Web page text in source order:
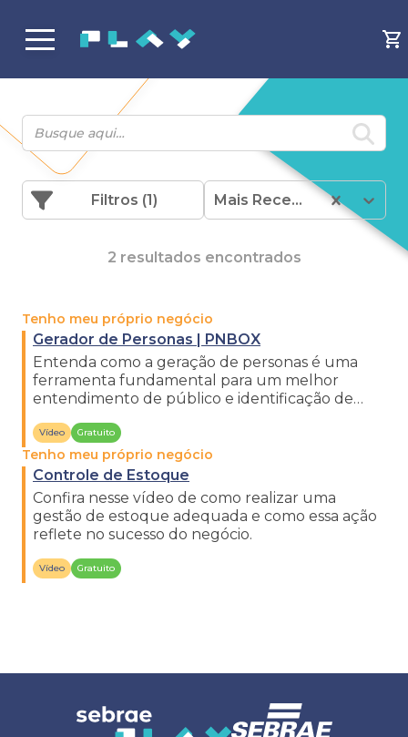
Filtros (1) Mais Recentes
2 resultados encontrados
Tenho meu próprio negócio
Gerador de Personas | PNBOX
Entenda como a geração de personas é uma
ferramenta fundamental para um melhor
entendimento de público e identificação de
Vídeo Gratuito
Tenho meu próprio negócio
Controle de Estoque
Confira nesse vídeo de como realizar uma
gestão de estoque adequada e como essa ação
reflete no sucesso do negócio.
Vídeo Gratuito